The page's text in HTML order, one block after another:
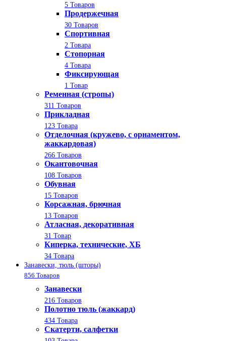
5 Товаров
Продержечная
30 Товаров
Спортивная
2 Товара
Стопорная
4 Товара
Фиксирующая
1 Товар
Ременная (стропы)
311 Товаров
Прикладная
123 Товара
Отделочная (кружево, с орнаментом,
жаккардовая)
266 Товаров
Окантовочная
108 Товаров
Обувная
15 Товаров
Корсажная, брючная
13 Товаров
Атласная, декоративная
31 Товар
Киперка, технические, ХБ
34 Товара
Занавески, тюль (шторы)
856 Товаров
Занавески
216 Товаров
Полотно тюль (жаккард)
434 Товара
Скатерти, салфетки